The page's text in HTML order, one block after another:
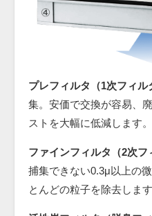
プレフィルタ（1次フィル
集。安価で交換が容易、
ストを大幅に低減します。
ファインフィルタ（2次フ
捕集できない0.3μ以上の
とんどの粒子を除去します